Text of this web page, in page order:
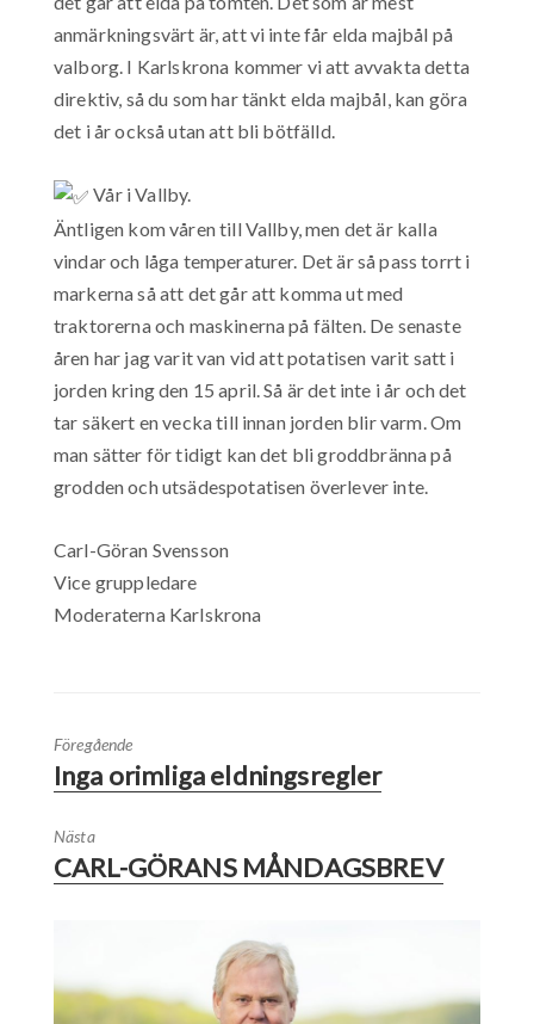
anmärkningsvärt är, att vi inte får elda majbål på
valborg. I Karlskrona kommer vi att avvakta detta
direktiv, så du som har tänkt elda majbål, kan göra
det i år också utan att bli bötfälld.
Vår i Vallby.
Äntligen kom våren till Vallby, men det är kalla
vindar och låga temperaturer. Det är så pass torrt i
markerna så att det går att komma ut med
traktorerna och maskinerna på fälten. De senaste
åren har jag varit van vid att potatisen varit satt i
jorden kring den 15 april. Så är det inte i år och det
tar säkert en vecka till innan jorden blir varm. Om
man sätter för tidigt kan det bli groddbränna på
grodden och utsädespotatisen överlever inte.
Carl-Göran Svensson
Vice gruppledare
Moderaterna Karlskrona
Föregående
Inga orimliga eldningsregler
Nästa
CARL-GÖRANS MÅNDAGSBREV